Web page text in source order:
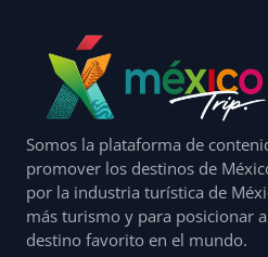
Somos la plataforma de
promover los destinos de
por la industria turística de
más turismo y para posicionar
destino favorito en el mundo.